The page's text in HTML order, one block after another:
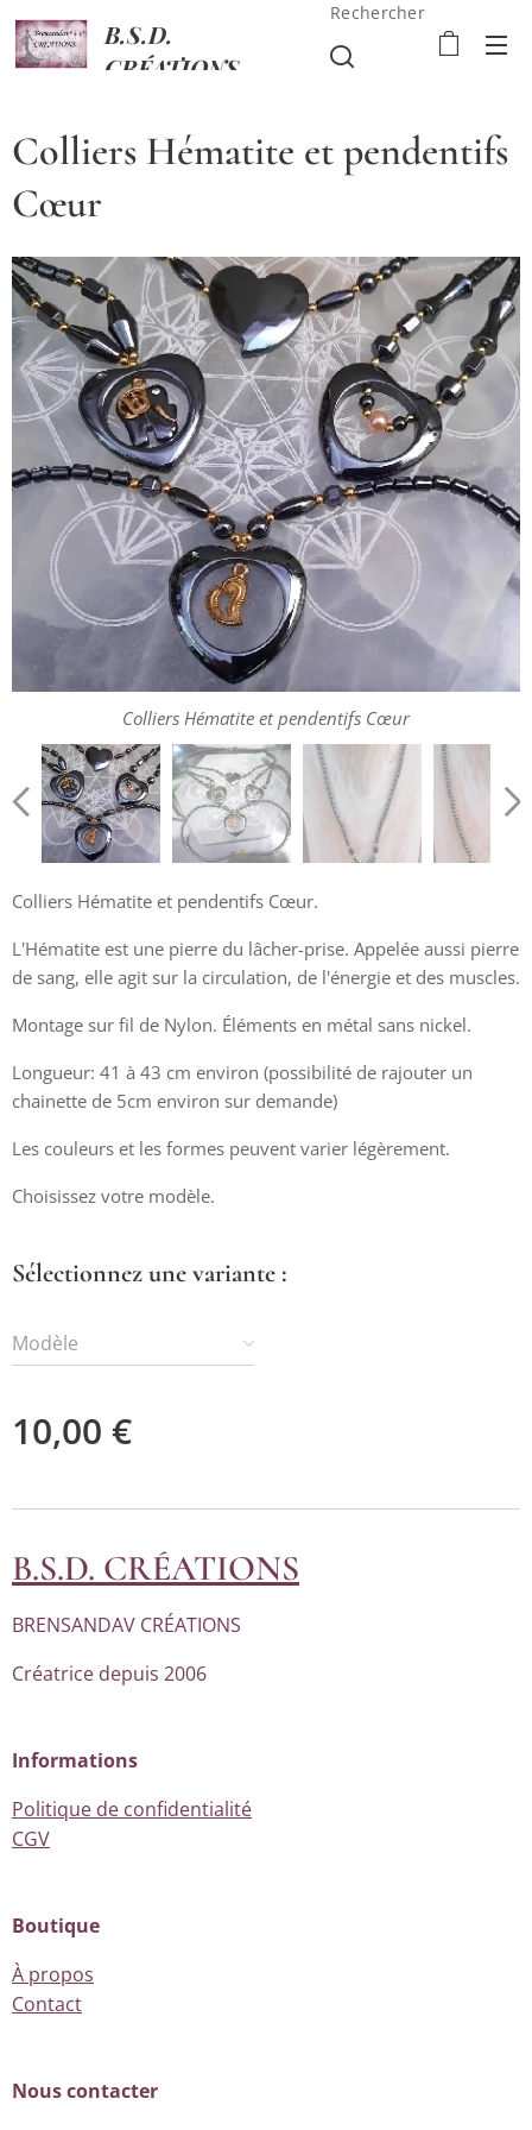
B.S.D.
CRÉATIONS
Rechercher
Colliers Hématite et pendentifs
Cœur
Colliers Hématite et pendentifs Cœur
Colliers Hématite et pendentifs Cœur
Colliers Hématite et pendentifs Cœur et éléphant
Colliers Hématite et pendentifs Cœur et perle
Colliers Hématite et pendentifs Cœur et cœur doré
Colliers Hématite et pendentifs Cœur.
L'Hématite est une pierre du lâcher-prise. Appelée aussi pierre
de sang, elle agit sur la circulation, de l'énergie et des muscles.
Montage sur fil de Nylon. Éléments en métal sans nickel.
Longueur: 41 à 43 cm environ (possibilité de rajouter un
chainette de 5cm environ sur demande)
Les couleurs et les formes peuvent varier légèrement.
Choisissez votre modèle.
Sélectionnez une variante :
Modèle
10,00 €
B.S.D. CRÉATIONS
BRENSANDAV CRÉATIONS
Créatrice depuis 2006
Informations
Politique de confidentialité
CGV
Boutique
À propos
Contact
Nous contacter